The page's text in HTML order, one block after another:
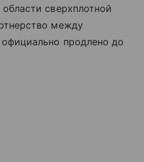
сверхплотной
между
продлено до